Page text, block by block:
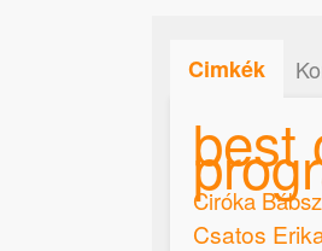
Cimkék
best
Ciróka
Csatos